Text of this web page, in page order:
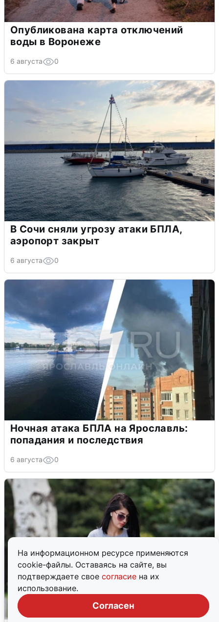
На информационном ресурсе применяются
cookie-файлы. Оставаясь на сайте, вы
подтверждаете свое согласие на их
использование.
Согласен
Опубликована карта отключений
воды в Воронеже
6 августа 0
В Сочи сняли угрозу атаки БПЛА,
аэропорт закрыт
6 августа 0
Ночная атака БПЛА на Ярославль:
попадания и последствия
6 августа 0